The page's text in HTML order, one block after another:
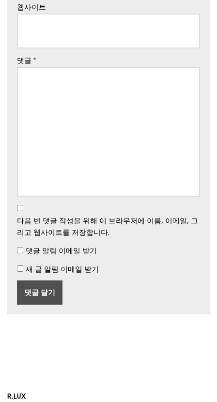
웹사이트
댓글 *
다음 번 댓글 작성을 위해 이 브라우저에 이름, 이메일, 그
리고 웹사이트를 저장합니다.
댓글 알림 이메일 받기
새 글 알림 이메일 받기
R.LUX